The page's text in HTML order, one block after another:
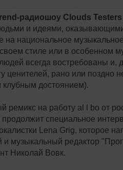
радиошоу Clouds
и идеями,
на национальное
стиле или в особенном
всегда востребованы и,
ценителей, рано или поздно
достоянием).
ремикс на работу al l bo от
специальное
Lena Grig, которое
и музыкальный редактор
Николай Вовк.